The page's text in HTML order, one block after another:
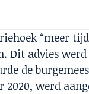
“meer
advies werd
de
2020, werd